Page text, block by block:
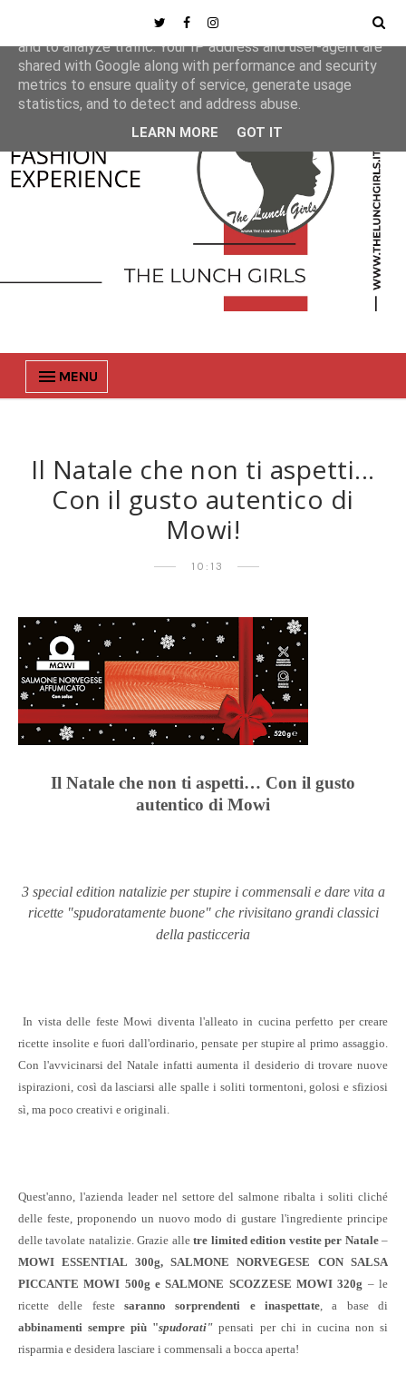
MENU
Il Natale che non ti aspetti...
Con il gusto autentico di
Mowi!
10:13
Il Natale che non ti aspetti… Con il gusto
autentico di Mowi
3 special edition natalizie per stupire i commensali e dare vita a
ricette "spudoratamente buone" che rivisitano grandi classici
della pasticceria
In vista delle feste Mowi diventa l'alleato in cucina perfetto per creare
ricette insolite e fuori dall'ordinario, pensate per stupire al primo assaggio.
Con l'avvicinarsi del Natale infatti aumenta il desiderio di trovare nuove
ispirazioni, così da lasciarsi alle spalle i soliti tormentoni, golosi e sfiziosi
sì, ma poco creativi e originali.
Quest'anno, l'azienda leader nel settore del salmone ribalta i soliti cliché
delle feste, proponendo un nuovo modo di gustare l'ingrediente principe
delle tavolate natalizie. Grazie alletre limited edition vestite per Natale–
MOWI ESSENTIAL 300g, SALMONE NORVEGESE CON SALSA
PICCANTE MOWI 500g e SALMONE SCOZZESE MOWI 320g – le
ricette delle feste saranno sorprendenti e inaspettate, a base di
abbinamenti sempre più "spudorati" pensati per chi in cucina non si
risparmia e desidera lasciare i commensali a bocca aperta!
This site uses cookies from Google to deliver its services
and to analyze traffic. Your IP address and user-agent are
shared with Google along with performance and security
metrics to ensure quality of service, generate usage
statistics, and to detect and address abuse.
LEARN MORE GOT IT